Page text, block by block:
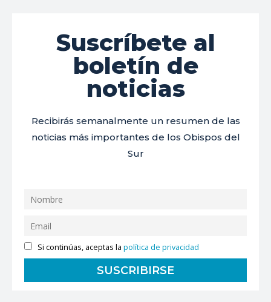
Suscríbete al
boletín de
noticias
Recibirás semanalmente un resumen de las
noticias más importantes de los Obispos del
Sur
Si continúas, aceptas lapolítica de privacidad